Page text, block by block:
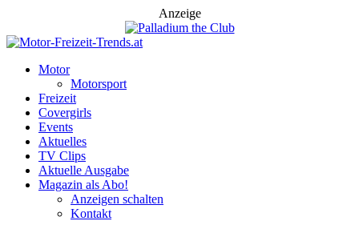
Anzeige
Motor
Motorsport
Freizeit
Covergirls
Events
Aktuelles
TV Clips
Aktuelle Ausgabe
Magazin als Abo!
Anzeigen schalten
Kontakt